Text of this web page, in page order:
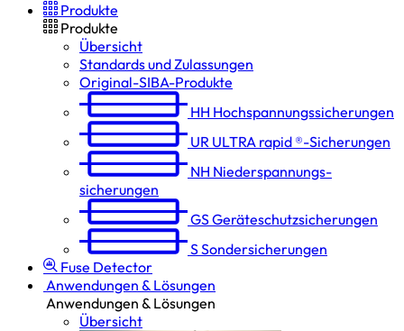
Produkte
Produkte
Übersicht
Standards und Zulassungen
Original-SIBA-Produkte
HH Hochspannungs­sicherungen
UR ULTRA rapid ®-Sicherungen
NH Niederspannungs­
sicherungen
GSGeräteschutz­sicherungen
SSondersicherungen
Fuse Detector
Anwendungen & Lösungen
Anwendungen & Lösungen
Übersicht